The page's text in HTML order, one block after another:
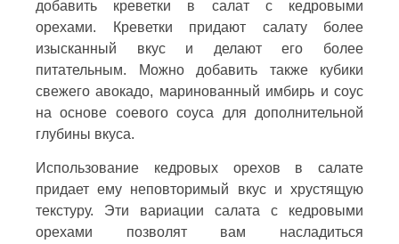
добавить креветки в салат с кедровыми
орехами. Креветки придают салату более
изысканный вкус и делают его более
питательным. Можно добавить также кубики
свежего авокадо, маринованный имбирь и соус
на основе соевого соуса для дополнительной
глубины вкуса.
Использование кедровых орехов в салате
придает ему неповторимый вкус и хрустящую
текстуру. Эти вариации салата с кедровыми
орехами позволят вам насладиться